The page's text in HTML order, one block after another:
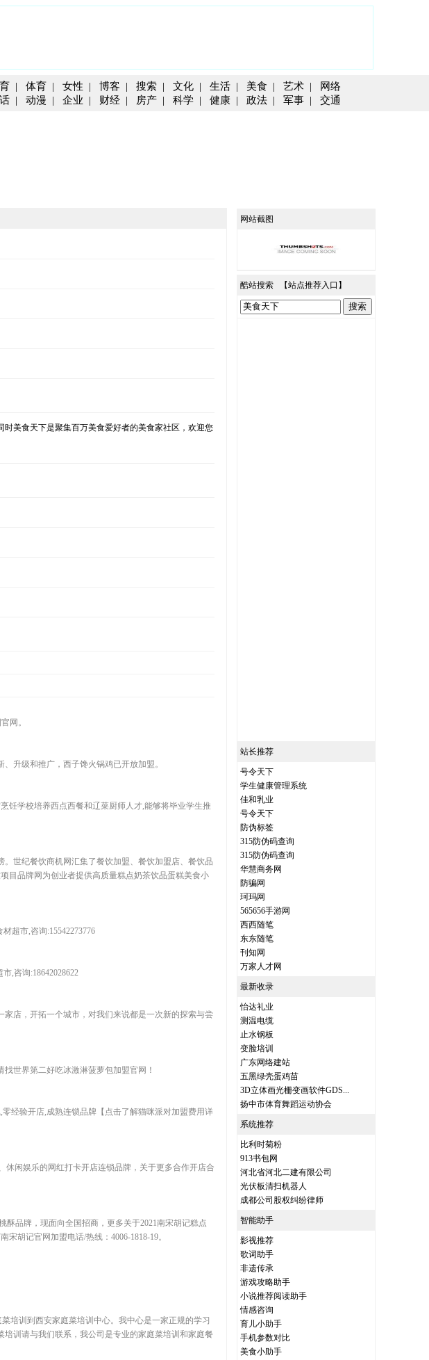
| 体育 | 女性 | 博客 | 搜索 | 文化 | 生活 | 美食 | 艺术 |
网络
| 动漫 | 企业 | 财经 | 房产 | 科学 | 健康 | 政法 | 军事 | 交通
美食天下是聚集百万美食爱好者的美食家社区，欢迎您
网。
升级和推广，西子馋火锅鸡已开放加盟。
饪学校培养西点西餐和辽菜厨师人才,能够将毕业学生推
世纪餐饮商机网汇集了餐饮加盟、餐饮加盟店、餐饮品
目品牌网为创业者提供高质量糕点奶茶饮品蛋糕美食小
超市,咨询:15542273776
,咨询:18642028622
店，开拓一个城市，对我们来说都是一次新的探索与尝
世界第二好吃冰激淋菠萝包加盟官网！
经验开店,成熟连锁品牌【点击了解猫咪派对加盟费用详
闲娱乐的网红打卡开店连锁品牌，关于更多合作开店合
品牌，现面向全国招商，更多关于2021南宋胡记糕点
胡记官网加盟电话/热线：4006-1818-19。
培训到西安家庭菜培训中心。我中心是一家正规的学习
训请与我们联系，我公司是专业的家庭菜培训和家庭餐
网站截图
酷站搜索 【站点推荐入口 】
站长推荐
号令天下
学生健康管理系统
佳和乳业
号令天下
防伪标签
315防伪码查询
315防伪码查询
华慧商务网
防骗网
珂玛网
565656手游网
西西随笔
东东随笔
刊知网
万家人才网
最新收录
怡达礼业
测温电缆
止水钢板
变脸培训
广东网络建站
五黑绿壳蛋鸡苗
3D立体画光栅变画软件GDS...
扬中市体育舞蹈运动协会
系统推荐
比利时菊粉
913书包网
河北省河北二建有限公司
光伏板清扫机器人
成都公司股权纠纷律师
智能助手
影视推荐
歌词助手
非遗传承
游戏攻略助手
小说推荐阅读助手
情感咨询
育儿小助手
手机参数对比
美食小助手